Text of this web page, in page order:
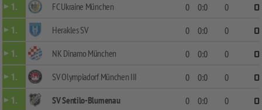
1.
FC Ukraine München 0 0:0 0
0
1.
Herakles SV 0 0:0 0
0
1.
NK Dinamo München 0 0:0 0
0
1.
SV Olympiadorf München III 0 0:0 0
0
1.
SV Sentilo-Blumenau 0 0:0 0
0